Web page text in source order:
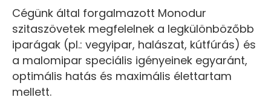
Cégünk által forgalmazott Monodur
szitaszövetek megfelelnek a legkülönbözőbb
iparágak (pl.: vegyipar, halászat, kútfúrás) és
a malomipar speciális igényeinek egyaránt,
optimális hatás és maximális élettartam
mellett.